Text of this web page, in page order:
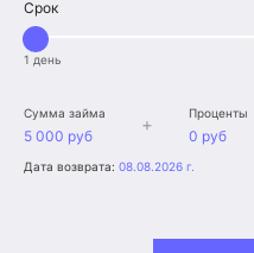
Срок
1 день
Сумма займа
5 000 руб
+ Проценты
0 руб
Дата возврата: 08.08.2026 г.